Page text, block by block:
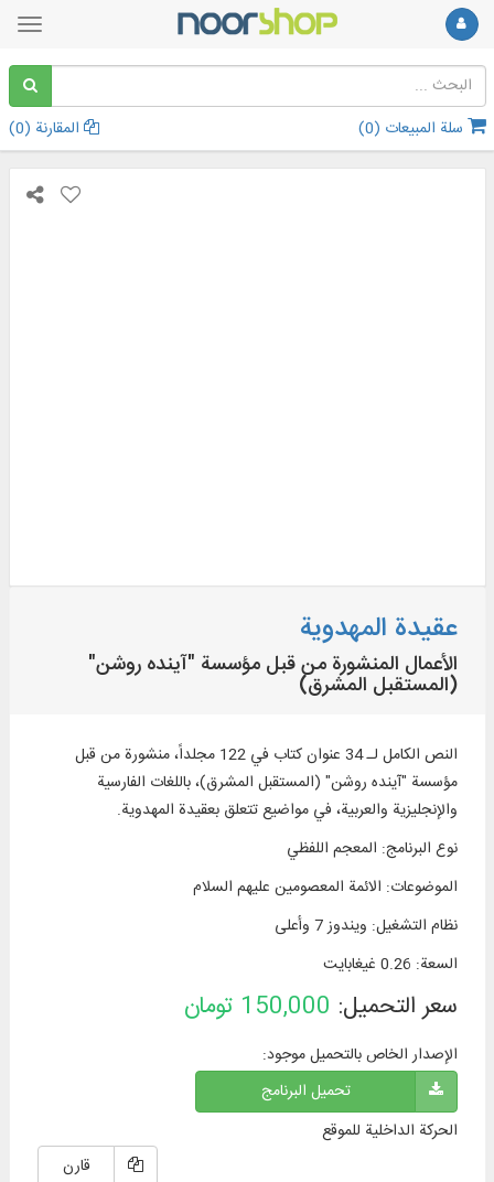
سلة المبيعات (0
) المقارنة (0
)
عقيدة المهدوية
الأعمال المنشورة من قبل مؤسسة "آينده روشن"
(المستقبل المشرق)
النص الكامل لـ 34 عنوان كتاب في 122 مجلداً، منشورة من قبل
مؤسسة "آينده روشن" (المستقبل المشرق)، باللغات الفارسية
والإنجليزية والعربية، في مواضيع تتعلق بعقيدة المهدوية.
نوع البرنامج: المعجم اللفظي
الموضوعات: الائمة المعصومين عليهم السلام
نظام التشغیل: ويندوز 7 وأعلی
السعة: 0.26 غيغابايت
سعر التحميل: 150,000 تومان
الإصدار الخاص بالتحميل موجود:
تحميل البرنامج
الحركة الداخلية للموقع
قارن